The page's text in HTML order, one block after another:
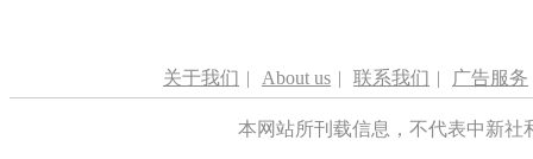
关于我们 | About us | 联系我们 | 广告服务
本网站所刊载信息，不代表中新